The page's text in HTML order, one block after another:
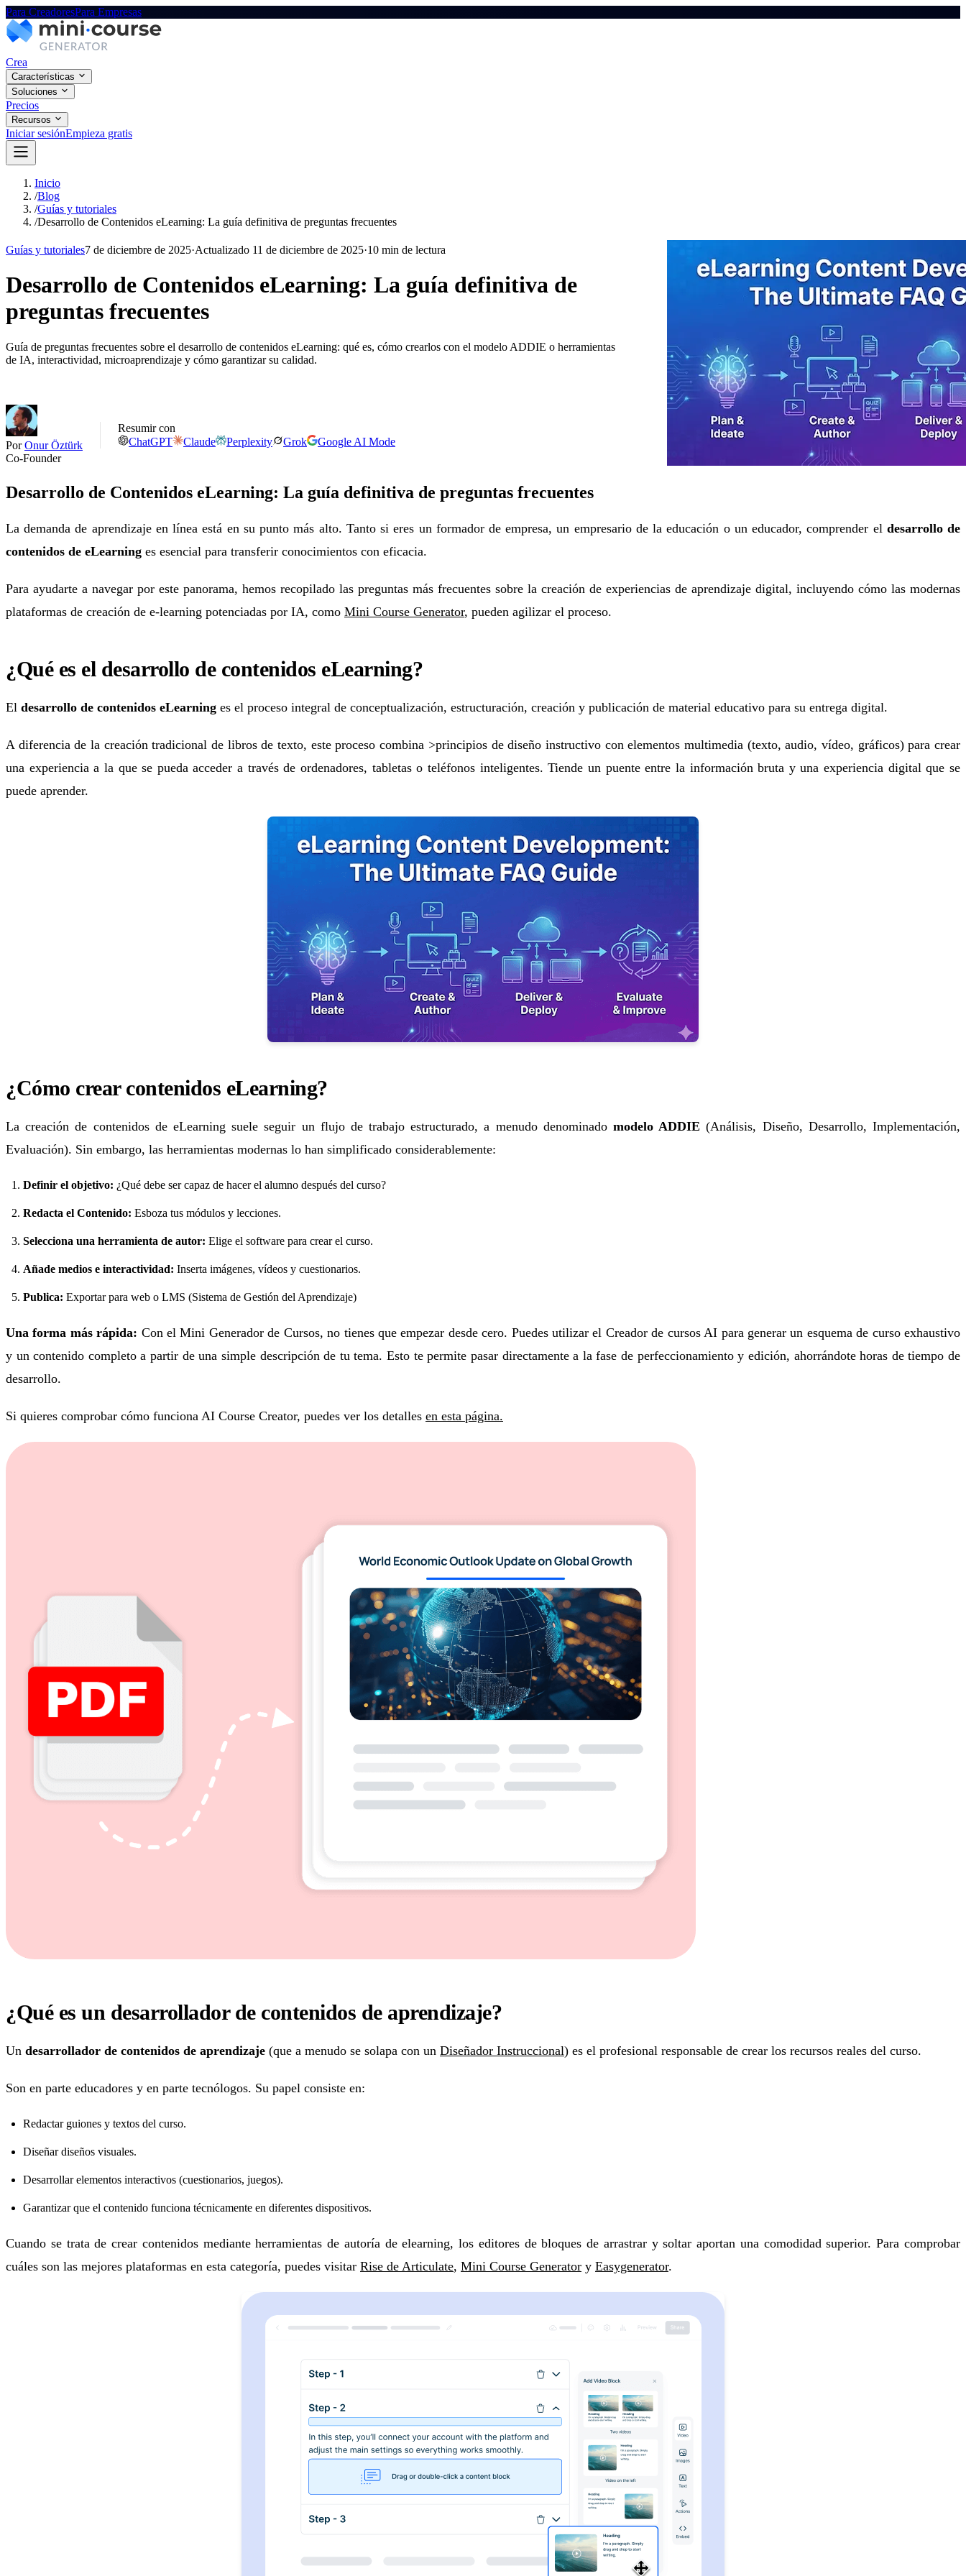
Para CreadoresPara Empresas
Crea
Características
Soluciones
Precios
Recursos
Iniciar sesiónEmpieza gratis
Inicio
/Blog
/Guías y tutoriales
/Desarrollo de Contenidos eLearning: La guía definitiva de preguntas frecuentes
Guías y tutoriales7 de diciembre de 2025·Actualizado 11 de diciembre de 2025·10 min de lectura
Desarrollo de Contenidos eLearning: La guía definitiva de
preguntas frecuentes
Guía de preguntas frecuentes sobre el desarrollo de contenidos eLearning: qué es, cómo crearlos con el modelo ADDIE o herramientas
de IA, interactividad, microaprendizaje y cómo garantizar su calidad.
Por Onur Öztürk
Co-Founder
Resumir con
ChatGPT
Claude Perplexity Grok Google AI Mode
Desarrollo de Contenidos eLearning: La guía definitiva de preguntas frecuentes
La demanda de aprendizaje en línea está en su punto más alto. Tanto si eres un formador de empresa, un empresario de la educación o un educador, comprender el desarrollo de
contenidos de eLearning es esencial para transferir conocimientos con eficacia.
Para ayudarte a navegar por este panorama, hemos recopilado las preguntas más frecuentes sobre la creación de experiencias de aprendizaje digital, incluyendo cómo las modernas
plataformas de creación de e-learning potenciadas por IA, como Mini Course Generator, pueden agilizar el proceso.
¿Qué es el desarrollo de contenidos eLearning?
El desarrollo de contenidos eLearning es el proceso integral de conceptualización, estructuración, creación y publicación de material educativo para su entrega digital.
A diferencia de la creación tradicional de libros de texto, este proceso combina >principios de diseño instructivo con elementos multimedia (texto, audio, vídeo, gráficos) para crear
una experiencia a la que se pueda acceder a través de ordenadores, tabletas o teléfonos inteligentes. Tiende un puente entre la información bruta y una experiencia digital que se
puede aprender.
¿Cómo crear contenidos eLearning?
La creación de contenidos de eLearning suele seguir un flujo de trabajo estructurado, a menudo denominadomodelo ADDIE (Análisis, Diseño, Desarrollo, Implementación,
Evaluación). Sin embargo, las herramientas modernas lo han simplificado considerablemente:
Definir el objetivo: ¿Qué debe ser capaz de hacer el alumno después del curso?
Redacta el Contenido: Esboza tus módulos y lecciones.
Selecciona una herramienta de autor: Elige el software para crear el curso.
Añade medios e interactividad: Inserta imágenes, vídeos y cuestionarios.
Publica: Exportar para web o LMS (Sistema de Gestión del Aprendizaje)
Una forma más rápida: Con el Mini Generador de Cursos, no tienes que empezar desde cero. Puedes utilizar el Creador de cursos AI para generar un esquema de curso exhaustivo
y un contenido completo a partir de una simple descripción de tu tema. Esto te permite pasar directamente a la fase de perfeccionamiento y edición, ahorrándote horas de tiempo de
desarrollo.
Si quieres comprobar cómo funciona AI Course Creator, puedes ver los detalles en esta página.
¿Qué es un desarrollador de contenidos de aprendizaje?
Un desarrollador de contenidos de aprendizaje (que a menudo se solapa con un Diseñador Instruccional) es el profesional responsable de crear los recursos reales del curso.
Son en parte educadores y en parte tecnólogos. Su papel consiste en:
Redactar guiones y textos del curso.
Diseñar diseños visuales.
Desarrollar elementos interactivos (cuestionarios, juegos).
Garantizar que el contenido funciona técnicamente en diferentes dispositivos.
Cuando se trata de crear contenidos mediante herramientas de autoría de elearning, los editores de bloques de arrastrar y soltar aportan una comodidad superior. Para comprobar
cuáles son las mejores plataformas en esta categoría, puedes visitar Rise de Articulate, Mini Course Generator y Easygenerator.